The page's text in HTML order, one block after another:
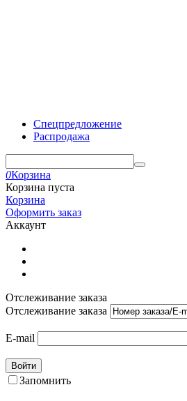
Спецпредложение
Распродажа
0Корзина
Корзина пуста
Корзина
Оформить заказ
Аккаунт
Отслеживание заказа
Отслеживание заказа
E-mail
Войти
Запомнить